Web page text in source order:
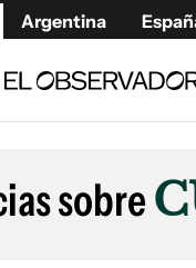
Argentina
Membersobre